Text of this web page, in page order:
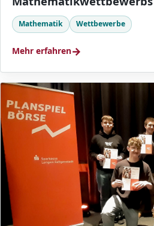
Mathematik Wettbewerbe
Mehr erfahren→